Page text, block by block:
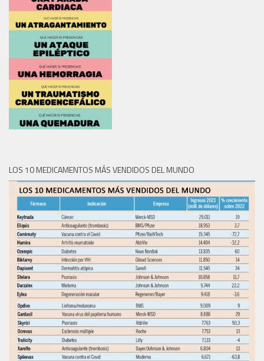
LOS 10 MEDICAMENTOS MÁS VENDIDOS DEL MUNDO